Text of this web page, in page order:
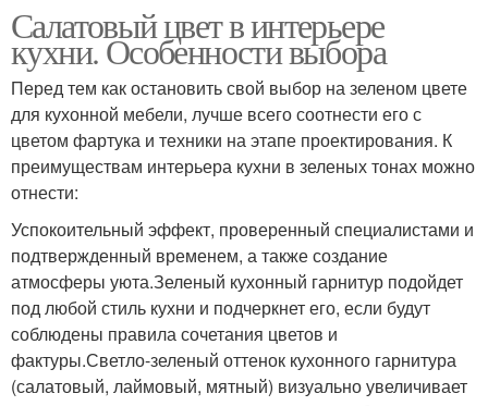
Салатовый цвет в интерьере
кухни. Особенности выбора
Перед тем как остановить свой выбор на зеленом цвете
для кухонной мебели, лучше всего соотнести его с
цветом фартука и техники на этапе проектирования. К
преимуществам интерьера кухни в зеленых тонах можно
отнести:
Успокоительный эффект, проверенный специалистами и
подтвержденный временем, а также создание
атмосферы уюта.Зеленый кухонный гарнитур подойдет
под любой стиль кухни и подчеркнет его, если будут
соблюдены правила сочетания цветов и
фактуры.Светло-зеленый оттенок кухонного гарнитура
(салатовый, лаймовый, мятный) визуально увеличивает